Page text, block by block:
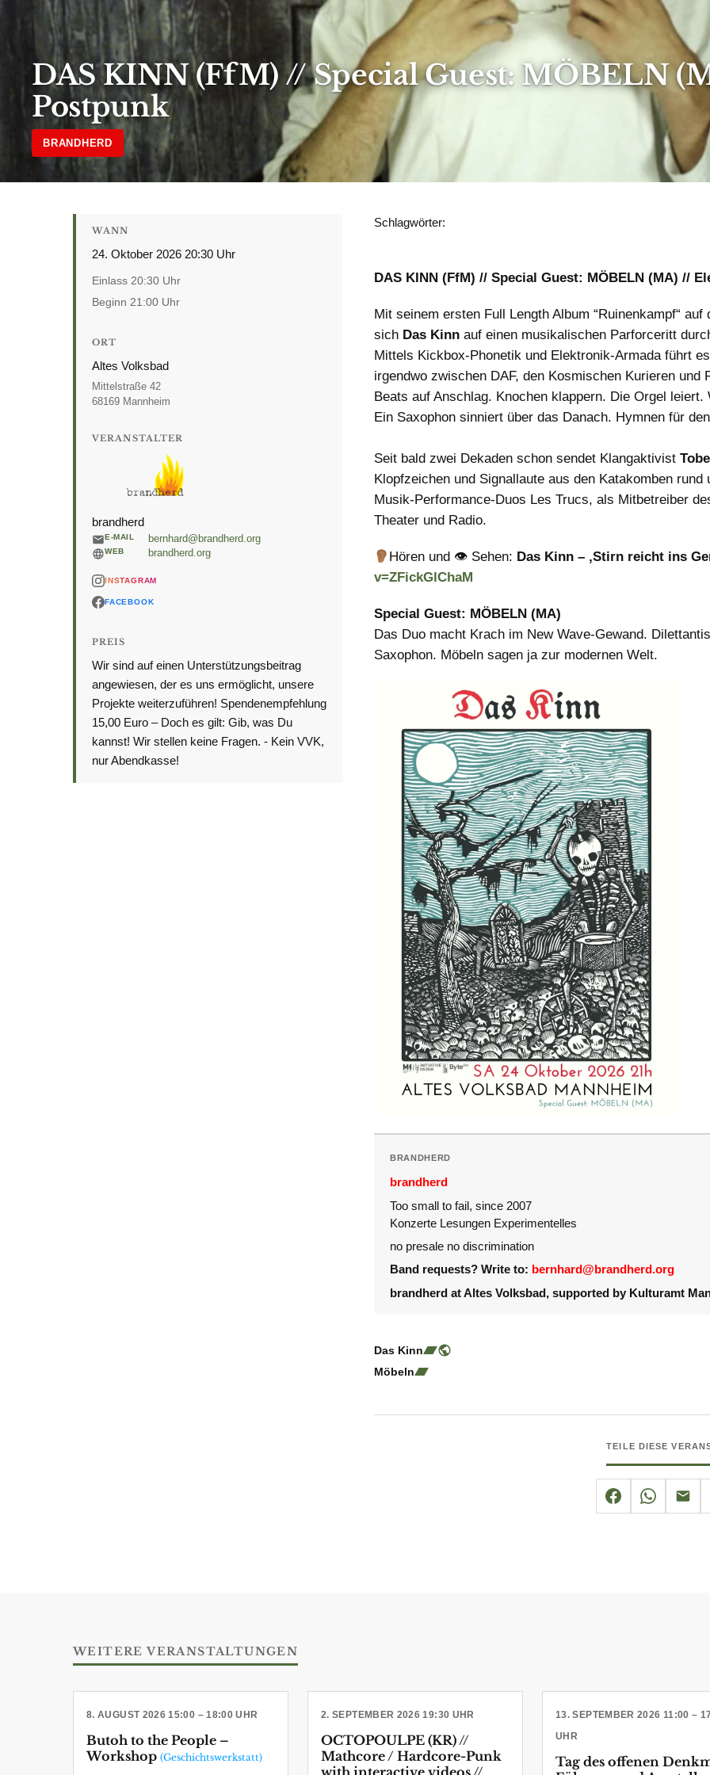
DAS KINN (FfM) // Special Guest: MÖBELN
Postpunk
BRANDHERD
WANN
24. Oktober 2026 20:30 Uhr
Einlass 20:30 Uhr
Beginn 21:00 Uhr
ORT
Altes Volksbad
Mittelstraße 42
68169 Mannheim
VERANSTALTER
brandherd
E-MAIL bernhard@brandherd.org
WEB brandherd.org
INSTAGRAM
FACEBOOK
PREIS
Wir sind auf einen Unterstützungsbeitrag
angewiesen, der es uns ermöglicht, unsere
Projekte weiterzuführen! Spendenempfehlung
15,00 Euro – Doch es gilt: Gib, was Du
kannst! Wir stellen keine Fragen. - Kein VVK,
nur Abendkasse!
Schlagwörter:
DAS KINN (FfM) // Special Guest: MÖBELN (MA) //
Mit seinem ersten Full Length Album “Ruinenkampf“
sich Das Kinn auf einen musikalischen Parforceritt
Mittels Kickbox-Phonetik und Elektronik-Armada führt
irgendwo zwischen DAF, den Kosmischen Kurieren und
Beats auf Anschlag. Knochen klappern. Die Orgel
Ein Saxophon sinniert über das Danach. Hymnen für
Seit bald zwei Dekaden schon sendet Klangaktivist
Klopfzeichen und Signallaute aus den Katakomben
Musik-Performance-Duos Les Trucs, als Mitbetreiber
Theater und Radio.
Hören und 👁 Sehen: Das Kinn – ‚Stirn reicht ins
v=ZFickGlChaM
Special Guest: MÖBELN (MA)
Das Duo macht Krach im New Wave-Gewand.
Saxophon. Möbeln sagen ja zur modernen Welt.
BRANDHERD
brandherd
Too small to fail, since 2007
Konzerte Lesungen Experimentelles
no presale no discrimination
Band requests? Write to: bernhard@brandherd.org
brandherd at Altes Volksbad, supported by Kulturamt
Das Kinn
Möbeln
TEILE DIESE
WEITERE VERANSTALTUNGEN
8. AUGUST 2026 15:00 – 18:00 UHR
Butoh to the People –
Workshop (Geschichtswerkstatt)
2. SEPTEMBER 2026 19:30 UHR
OCTOPOULPE (KR) //
Mathcore / Hardcore-Punk
with interactive videos //
13. SEPTEMBER 2026 11:00 –
UHR
Tag des offenen